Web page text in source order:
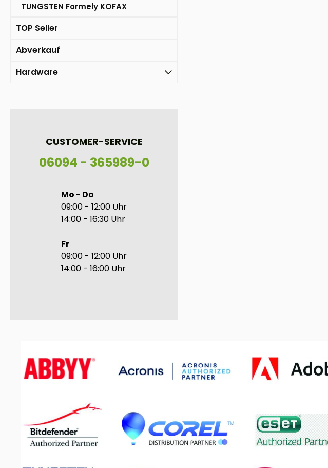
TUNGSTEN Formely KOFAX
TOP Seller
Abverkauf
Hardware
CUSTOMER-SERVICE
06094 - 365989-0
Mo - Do
09:00 - 12:00 Uhr
14:00 - 16:30 Uhr
Fr
09:00 - 12:00 Uhr
14:00 - 16:00 Uhr